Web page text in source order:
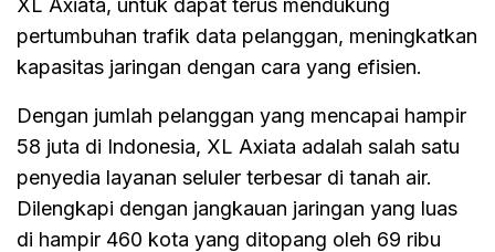
pertumbuhan trafik data pelanggan, meningkatkan
kapasitas jaringan dengan cara yang efisien.
Dengan jumlah pelanggan yang mencapai hampir
58 juta di Indonesia, XL Axiata adalah salah satu
penyedia layanan seluler terbesar di tanah air.
Dilengkapi dengan jangkauan jaringan yang luas
di hampir 460 kota yang ditopang oleh 69 ribu